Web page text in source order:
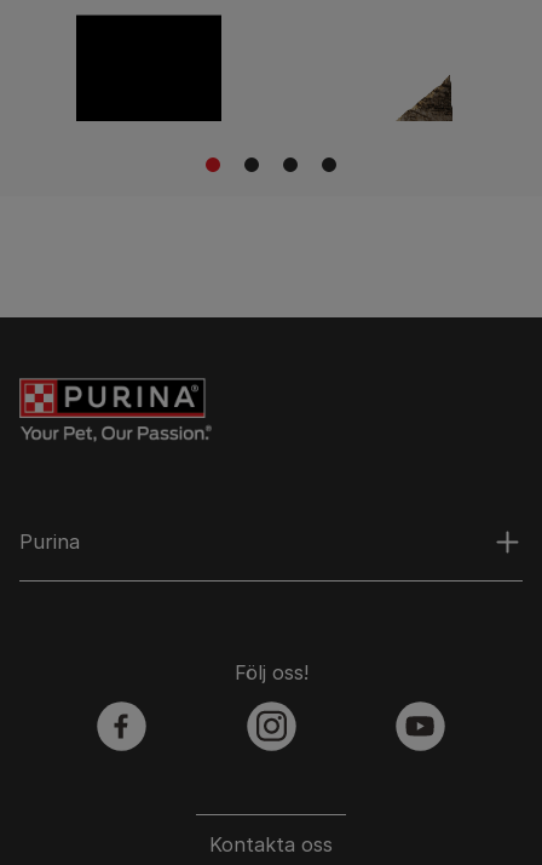
1 2 3 4
Purina
Kontakta oss
Följ oss!
facebook instagram youtube